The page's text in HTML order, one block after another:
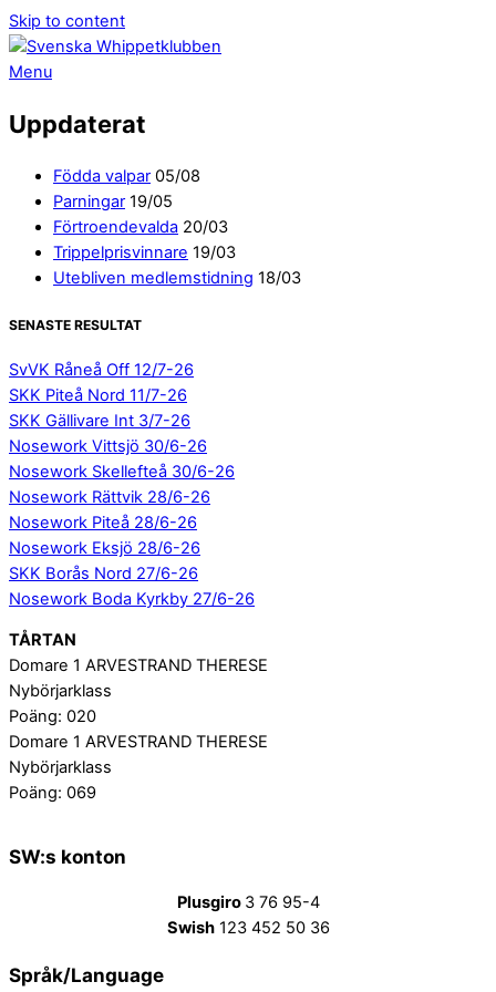
Skip to content
Menu
Uppdaterat
Födda valpar 05/08
Parningar 19/05
Förtroendevalda 20/03
Trippelprisvinnare 19/03
Utebliven medlemstidning 18/03
SENASTE RESULTAT
SvVK Råneå Off 12/7-26
SKK Piteå Nord 11/7-26
SKK Gällivare Int 3/7-26
Nosework Vittsjö 30/6-26
Nosework Skellefteå 30/6-26
Nosework Rättvik 28/6-26
Nosework Piteå 28/6-26
Nosework Eksjö 28/6-26
SKK Borås Nord 27/6-26
Nosework Boda Kyrkby 27/6-26
TÅRTAN
Domare 1 ARVESTRAND THERESE
Nybörjarklass
Poäng: 020
Domare 1 ARVESTRAND THERESE
Nybörjarklass
Poäng: 069
SW:s konton
Plusgiro 3 76 95-4
Swish123 452 50 36
Språk/Language